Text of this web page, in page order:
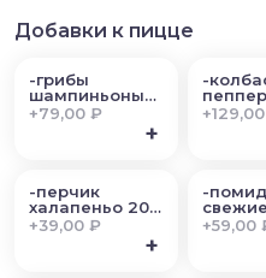
Добавки к пицце
-грибы
шампиньоны
50 гр
+79,00 ₽
+
-
гр
+
-перчик
халапеньо 20
гр
+39,00 ₽
+
-
+59,00